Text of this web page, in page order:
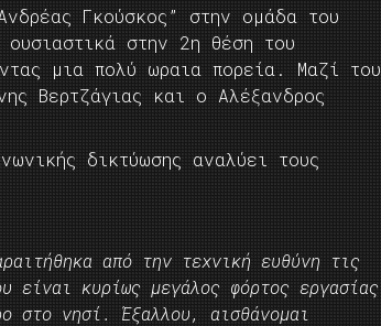
Γκούσκος” στην ομάδα του
στην 2η θέση του
μια πολύ ωραια πορεία. Μαζί του
Βερτζάγιας και ο Αλέξανδρος
δικτύωσης αναλύει τους
από την τεχνική ευθύνη τις
κυρίως μεγάλος φόρτος εργασίας
στο νησί. Έξαλλου, αισθάνομαι